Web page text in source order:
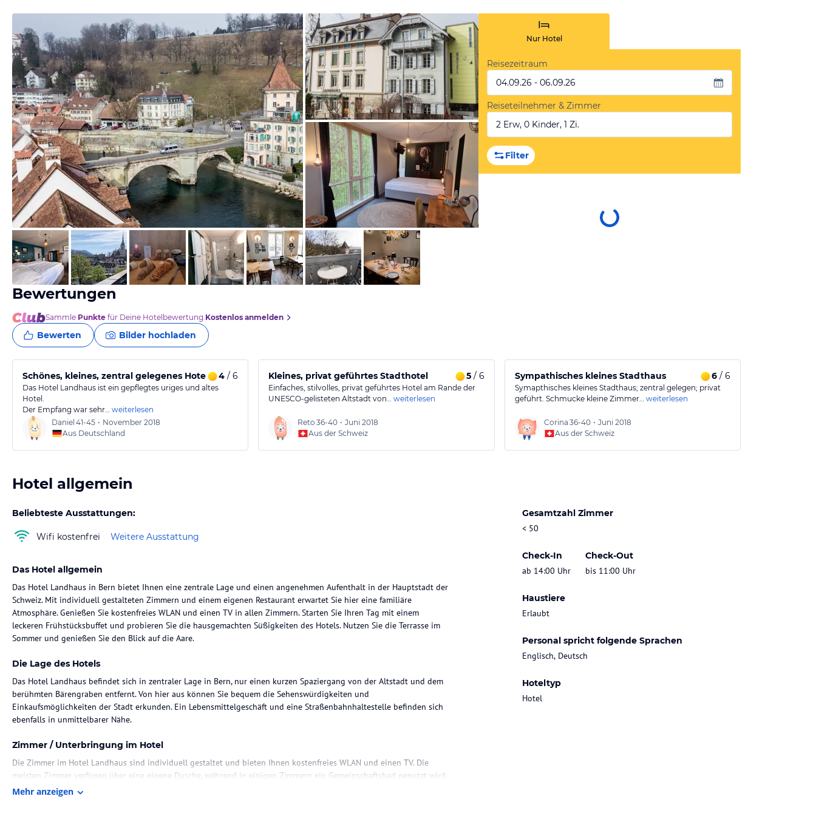
von Booking.com
von Booking.com
von Booking.com
Nur Hotel
Reisezeitraum
04.09.26 - 06.09.26
Reiseteilnehmer & Zimmer
2 Erw, 0 Kinder, 1 Zi.
Filter
Bewertungen
Sammle Punkte für Deine Hotelbewertung.Kostenlos anmelden
Bewerten Bilder hochladen
Schönes, kleines, zentral gelegenes Hotel 4 / 6
Das Hotel Landhaus ist ein gepflegtes uriges und altes
Hotel.
Der Empfang war sehr… weiterlesen
Daniel 41-45 • November 2018
Aus Deutschland
Kleines, privat geführtes Stadthotel 5/ 6
Einfaches, stilvolles, privat geführtes Hotel am Rande der
UNESCO-gelisteten Altstadt von… weiterlesen
Reto 36-40 • Juni 2018
Aus der Schweiz
Sympathisches kleines Stadthaus 6/ 6
Symapthisches kleines Stadthaus; zentral gelegen; privat
geführt. Schmucke kleine Zimmer… weiterlesen
Corina 36-40 • Juni 2018
Aus der Schweiz
Hotel allgemein
Beliebteste Ausstattungen:
Wifi kostenfrei Weitere Ausstattung
Gesamtzahl Zimmer
< 50
Check-In
ab 14:00 Uhr
Check-Out
bis 11:00 Uhr
Haustiere
Erlaubt
Personal spricht folgende Sprachen
Englisch, Deutsch
Hoteltyp
Hotel
Das Hotel allgemein
Das Hotel Landhaus in Bern bietet Ihnen eine zentrale Lage und einen angenehmen Aufenthalt in der Hauptstadt der
Schweiz. Mit individuell gestalteten Zimmern und einem eigenen Restaurant erwartet Sie hier eine familiäre
Atmosphäre. Genießen Sie kostenfreies WLAN und einen TV in allen Zimmern. Starten Sie Ihren Tag mit einem
leckeren Frühstücksbuffet und probieren Sie die hausgemachten Süßigkeiten des Hotels. Nutzen Sie die Terrasse im
Sommer und genießen Sie den Blick auf die Aare.
Die Lage des Hotels
Das Hotel Landhaus befindet sich in zentraler Lage in Bern, nur einen kurzen Spaziergang von der Altstadt und dem
berühmten Bärengraben entfernt. Von hier aus können Sie bequem die Sehenswürdigkeiten und
Einkaufsmöglichkeiten der Stadt erkunden. Ein Lebensmittelgeschäft und eine Straßenbahnhaltestelle befinden sich
ebenfalls in unmittelbarer Nähe.
Zimmer / Unterbringung im Hotel
Die Zimmer im Hotel Landhaus sind individuell gestaltet und bieten Ihnen kostenfreies WLAN und einen TV. Die
meisten Zimmer verfügen über eine eigene Dusche, während in einigen Zimmern ein Gemeinschaftsbad genutzt wird.
Jedes Zimmer ist gemütlich eingerichtet und lädt zum Entspannen ein.
Mehr anzeigen